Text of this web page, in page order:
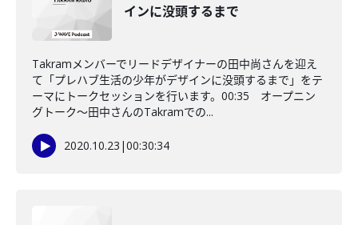
インに没頭するまで
Takramメンバーでリードデザイナーの田中尚さんを迎え
て「プレハブ生活の少年がデザインに没頭するまで」をテ
ーマにトークセッションを行います。00:35 オープニン
グトーク～田中さんのTakramでの...
2020.10.23 |00:30:34